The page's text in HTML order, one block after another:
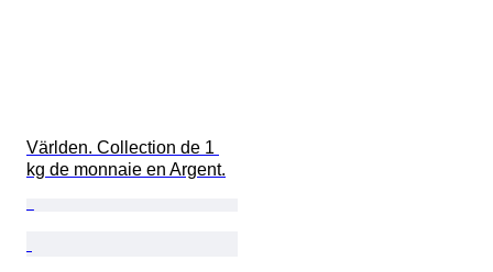
Världen. Collection de 1
kg de monnaie en Argent.